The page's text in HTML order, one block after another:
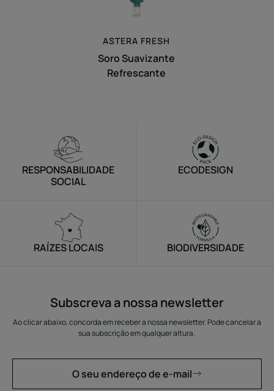
ASTERA FRESH
Soro Suavizante
Refrescante
RESPONSABILIDADE
SOCIAL
ECODESIGN
RAÍZES LOCAIS BIODIVERSIDADE
Subscreva a nossa newsletter
Ao clicar abaixo, concorda em receber a nossa newsletter. Pode cancelar a
sua subscrição em qualquer altura.
O seu endereço de e-mail